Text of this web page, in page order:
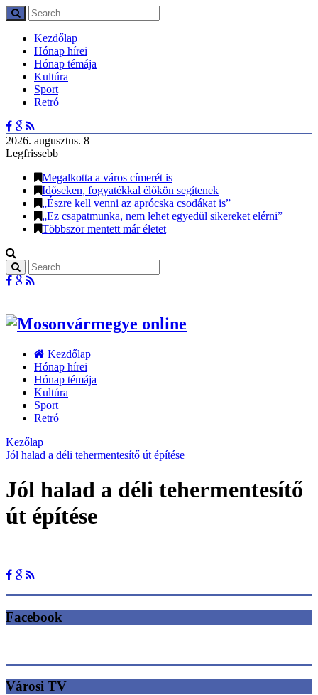
Kezdőlap
Hónap hírei
Hónap témája
Kultúra
Sport
Retró
2026. augusztus. 8
Legfrissebb
Megalkotta a város címerét is
Időseken, fogyatékkal élőkön segítenek
„Észre kell venni az aprócska csodákat is”
„Ez csapatmunka, nem lehet egyedül sikereket elérni”
Többször mentett már életet
Kezdőlap
Hónap hírei
Hónap témája
Kultúra
Sport
Retró
Kezőlap
Jól halad a déli tehermentesítő út építése
Jól halad a déli tehermentesítő
út építése
Facebook
Városi TV